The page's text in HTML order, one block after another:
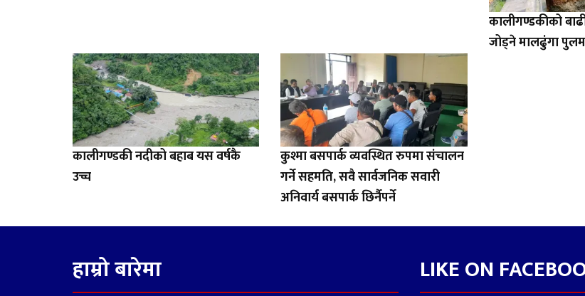
कालीगण्डकीको
जोड्ने मालढुंगा
कालीगण्डकी नदीको बहाब यस वर्षकै
उच्च
कुश्मा बसपार्क व्यवस्थित रुपमा संचालन
गर्ने सहमति, सवै सार्वजनिक सवारी
अनिवार्य बसपार्क छिर्नैपर्ने
हाम्रो बारेमा LIKE ON